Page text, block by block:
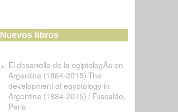
Nuevos libros
El desarrollo de la egiptologÃ­a en
Argentina (1884-2015) The
development of egyptology in
Argentina (1884-2015) / Fuscaldo,
Perla